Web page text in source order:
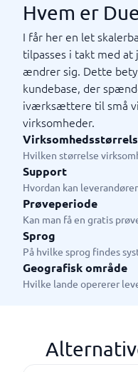
Hvem er
I får her en let
tilpasses i takt med at
ændrer sig. Dette
kundebase, der
iværksættere til små
virksomheder.
Hvilken størrelse
Support
Hvordan kan
Prøveperiode
Kan man få en gratis
Sprog
På hvilke sprog findes
Geografisk område
Hvilke lande opererer